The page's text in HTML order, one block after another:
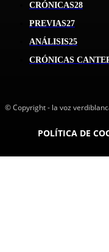
CRÓNICAS28
PREVIAS27
ANÁLISIS25
CRÓNICAS
© Copyright - la voz
POLÍTICA DE